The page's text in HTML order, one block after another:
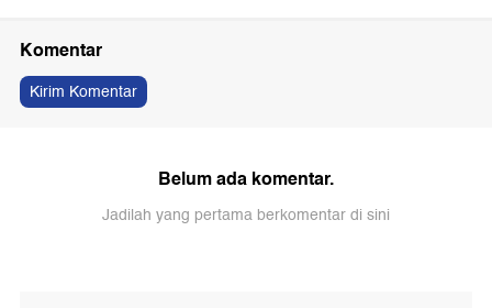
Komentar
Kirim Komentar
Belum ada komentar.
Jadilah yang pertama berkomentar di sini